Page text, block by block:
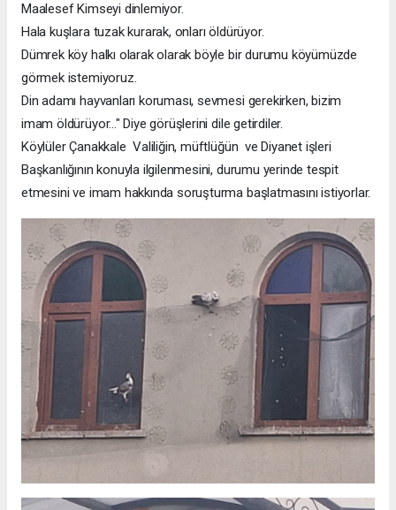
Maalesef Kimseyi dinlemiyor.
Hala kuşlara tuzak kurarak, onları öldürüyor.
Dümrek köy halkı olarak olarak böyle bir durumu köyümüzde
görmek istemiyoruz.
Din adamı hayvanları koruması, sevmesi gerekirken, bizim
imam öldürüyor..." Diye görüşlerini dile getirdiler.
Köylüler Çanakkale Valiliğin, müftlüğün ve Diyanet işleri
Başkanlığının konuyla ilgilenmesini, durumu yerinde tespit
etmesini ve imam hakkında soruşturma başlatmasını istiyorlar.